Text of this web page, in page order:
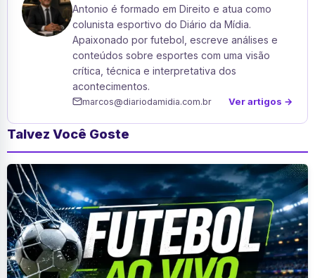
Antonio é formado em Direito e atua como
colunista esportivo do Diário da Mídia.
Apaixonado por futebol, escreve análises e
conteúdos sobre esportes com uma visão
crítica, técnica e interpretativa dos
acontecimentos.
marcos@diariodamidia.com.br Ver artigos →
Talvez Você Goste